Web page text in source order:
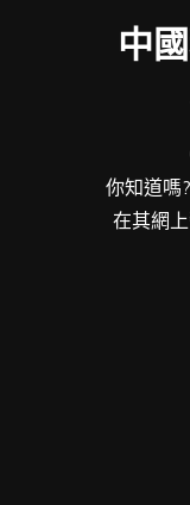
中
你知道嗎
在其網